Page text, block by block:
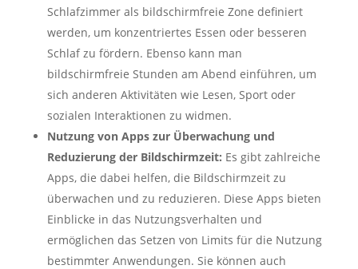
Schlafzimmer als bildschirmfreie Zone definiert
werden, um konzentriertes Essen oder besseren
Schlaf zu fördern. Ebenso kann man
bildschirmfreie Stunden am Abend einführen, um
sich anderen Aktivitäten wie Lesen, Sport oder
sozialen Interaktionen zu widmen.
Nutzung von Apps zur Überwachung und
Reduzierung der Bildschirmzeit: Es gibt zahlreiche
Apps, die dabei helfen, die Bildschirmzeit zu
überwachen und zu reduzieren. Diese Apps bieten
Einblicke in das Nutzungsverhalten und
ermöglichen das Setzen von Limits für die Nutzung
bestimmter Anwendungen. Sie können auch